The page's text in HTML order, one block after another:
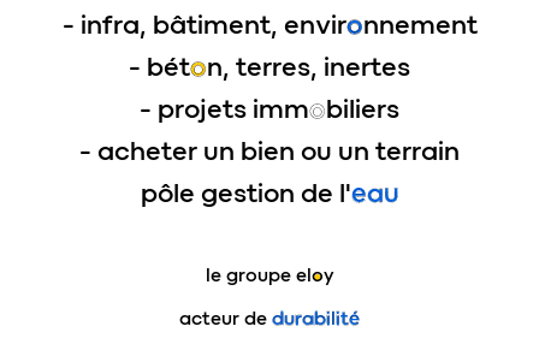
- infra, bâtiment, environnement
- béton, terres, inertes
- projets immobiliers
- acheter un bien ou un terrain
pôle gestion de l'eau
le groupe eloy
acteur de durabilité